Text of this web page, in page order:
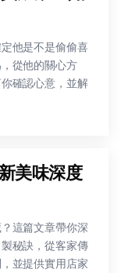
他是不是偷偷喜
從他的關心方
確認心意，並解
美味深度
這篇文章帶你深
秘訣，從客家傳
並提供實用店家